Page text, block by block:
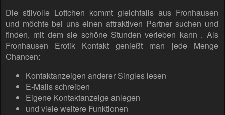
Die stilvolle Lottchen kommt gleichfalls aus Fronhausen
und möchte bei uns einen attraktiven Partner suchen und
finden, mit dem sie schöne Stunden verleben kann . Als
Fronhausen Erotik Kontakt genießt man jede Menge
Chancen:
Kontaktanzeigen anderer Singles lesen
E-Mails schreiben
Eigene Kontaktanzeige anlegen
und viele weitere Funktionen